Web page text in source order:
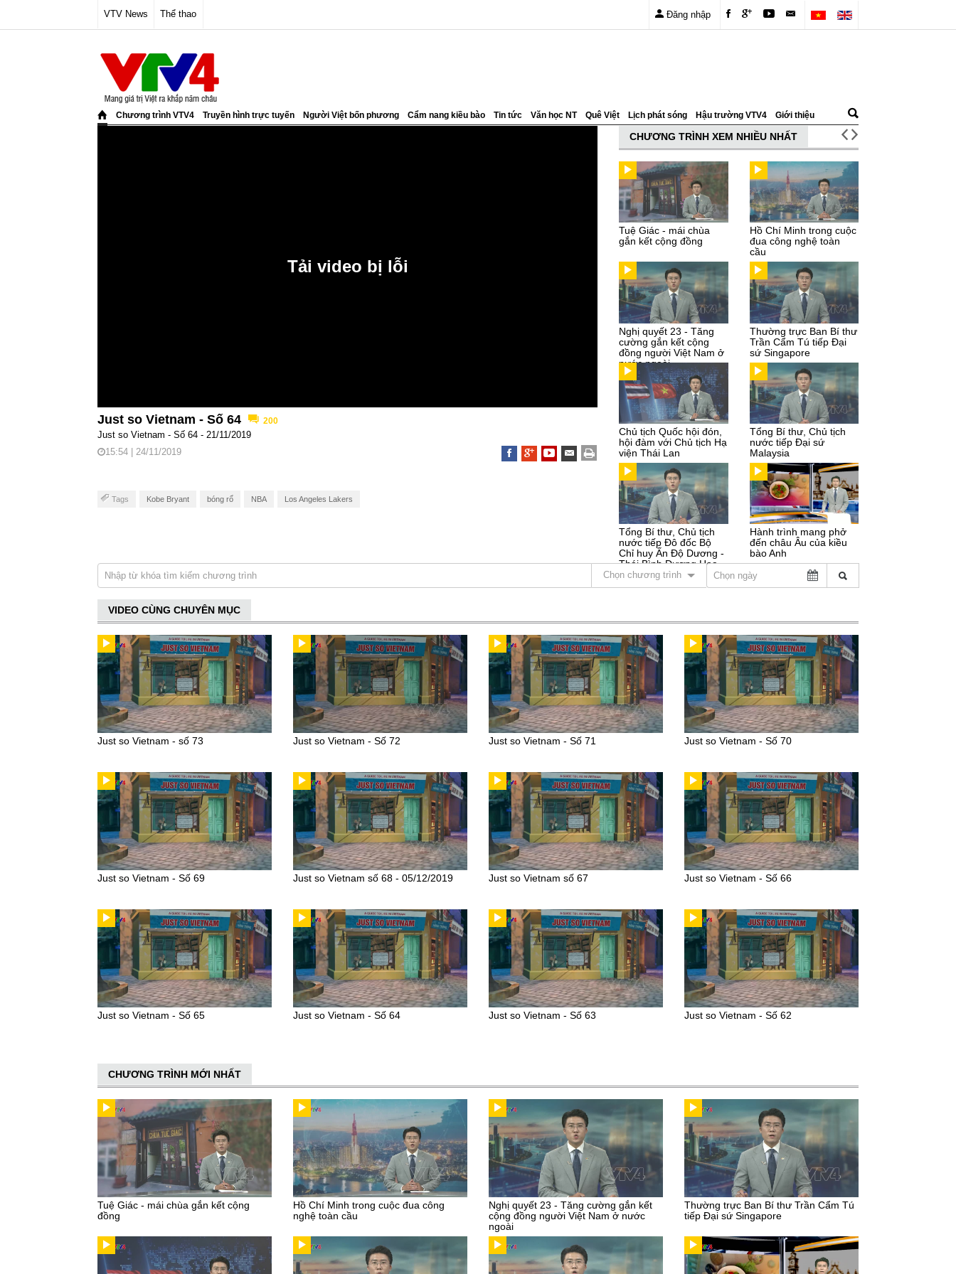
VTV News Thể thao Đăng nhập
Chương trình VTV4 Truyền hình trực tuyến Người Việt bốn phương Cẩm nang kiều bào Tin tức Văn học NT Quê Việt Lịch phát sóng Hậu trường VTV4 Giới thiệu
Just so Vietnam - Số 64 200
Just so Vietnam - Số 64 - 21/11/2019
15:54 | 24/11/2019
Tags Kobe Bryant bóng rổ NBA Los Angeles Lakers
CHƯƠNG TRÌNH XEM NHIỀU NHẤT
Tuệ Giác - mái chùa
gắn kết cộng đồng
Hồ Chí Minh trong cuộc
đua công nghệ toàn
cầu
Nghị quyết 23 - Tăng
cường gắn kết cộng
đồng người Việt Nam ở
nước ngoài
Thường trực Ban Bí thư
Trần Cẩm Tú tiếp Đại
sứ Singapore
Chủ tịch Quốc hội đón,
hội đàm với Chủ tịch Hạ
viện Thái Lan
Tổng Bí thư, Chủ tịch
nước tiếp Đại sứ
Malaysia
Tổng Bí thư, Chủ tịch
nước tiếp Đô đốc Bộ
Chỉ huy Ấn Độ Dương -
Thái Bình Dương Hoa
Kỳ
Hành trình mang phở
đến châu Âu của kiều
bào Anh
Chọn chương trình
VIDEO CÙNG CHUYÊN MỤC
Just so Vietnam - số 73 Just so Vietnam - Số 72 Just so Vietnam - Số 71 Just so Vietnam - Số 70
Just so Vietnam - Số 69 Just so Vietnam số 68 - 05/12/2019 Just so Vietnam số 67 Just so Vietnam - Số 66
Just so Vietnam - Số 65 Just so Vietnam - Số 64 Just so Vietnam - Số 63 Just so Vietnam - Số 62
CHƯƠNG TRÌNH MỚI NHẤT
Tuệ Giác - mái chùa gắn kết cộng
đồng
Hồ Chí Minh trong cuộc đua công
nghệ toàn cầu
Nghị quyết 23 - Tăng cường gắn kết
cộng đồng người Việt Nam ở nước
ngoài
Thường trực Ban Bí thư Trần Cẩm Tú
tiếp Đại sứ Singapore